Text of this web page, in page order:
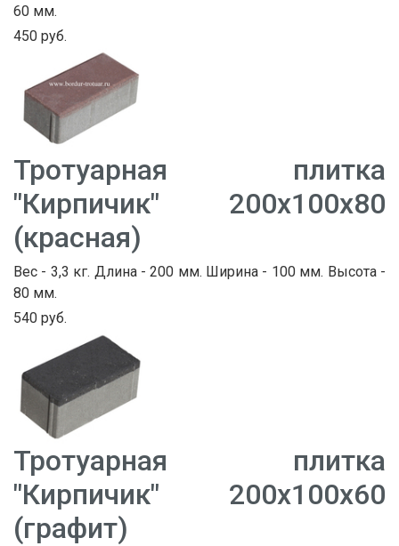
60 мм.
450 руб.
Тротуарная плитка
"Кирпичик" 200х100х80
(красная)
Вес - 3,3 кг. Длина - 200 мм. Ширина - 100 мм. Высота -
80 мм.
540 руб.
Тротуарная плитка
"Кирпичик" 200х100х60
(графит)